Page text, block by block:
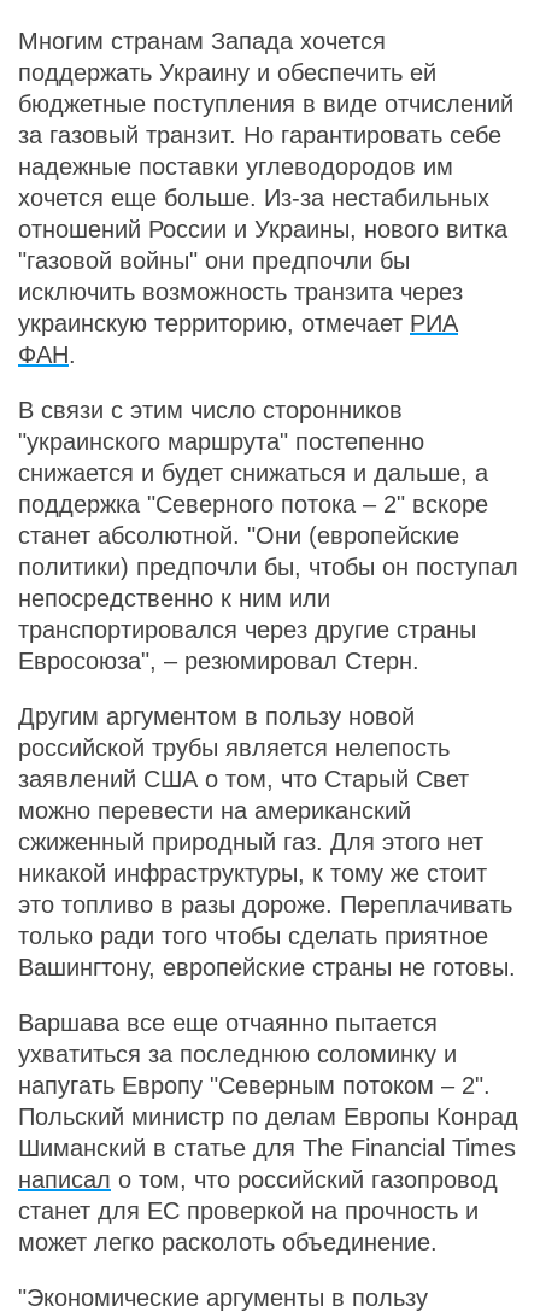
Многим странам Запада хочется
поддержать Украину и обеспечить ей
бюджетные поступления в виде отчислений
за газовый транзит. Но гарантировать себе
надежные поставки углеводородов им
хочется еще больше. Из-за нестабильных
отношений России и Украины, нового витка
"газовой войны" они предпочли бы
исключить возможность транзита через
украинскую территорию, отмечает РИА
ФАН.
В связи с этим число сторонников
"украинского маршрута" постепенно
снижается и будет снижаться и дальше, а
поддержка "Северного потока – 2" вскоре
станет абсолютной. "Они (европейские
политики) предпочли бы, чтобы он поступал
непосредственно к ним или
транспортировался через другие страны
Евросоюза", – резюмировал Стерн.
Другим аргументом в пользу новой
российской трубы является нелепость
заявлений США о том, что Старый Свет
можно перевести на американский
сжиженный природный газ. Для этого нет
никакой инфраструктуры, к тому же стоит
это топливо в разы дороже. Переплачивать
только ради того чтобы сделать приятное
Вашингтону, европейские страны не готовы.
Варшава все еще отчаянно пытается
ухватиться за последнюю соломинку и
напугать Европу "Северным потоком – 2".
Польский министр по делам Европы Конрад
Шиманский в статье для The Financial Times
написал о том, что российский газопровод
станет для ЕС проверкой на прочность и
может легко расколоть объединение.
"Экономические аргументы в пользу